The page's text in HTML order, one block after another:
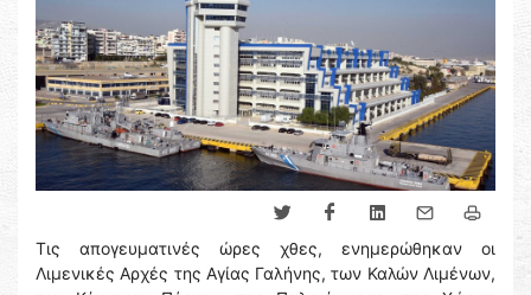
Τις απογευματινές ώρες χθες, ενημερώθηκαν οι
Λιμενικές Αρχές της Αγίας Γαλήνης, των Καλών Λιμένων,